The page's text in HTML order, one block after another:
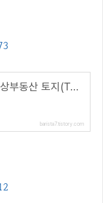
앱테크, 메타버스 가상부동산 토지(TOZI) 골든티켓 지급 이벤트( 추천코드 : CI9Xul )
barista7.tistory.com